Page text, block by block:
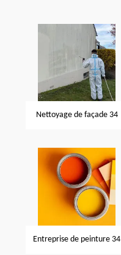
Nettoyage de façade 34
Entreprise de peinture 34